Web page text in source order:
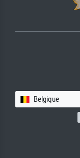
Belgique